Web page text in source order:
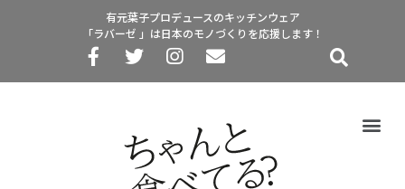
有元葉子プロデュースのキッチンウェア
「ラバーゼ 」は日本のモノづくりを応援します！